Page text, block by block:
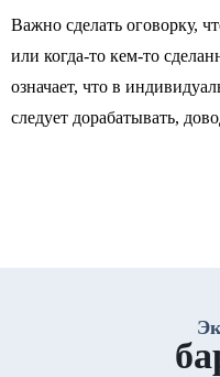
Важно сделать оговорку,
или когда-то кем-то
означает, что в
следует дорабатывать,